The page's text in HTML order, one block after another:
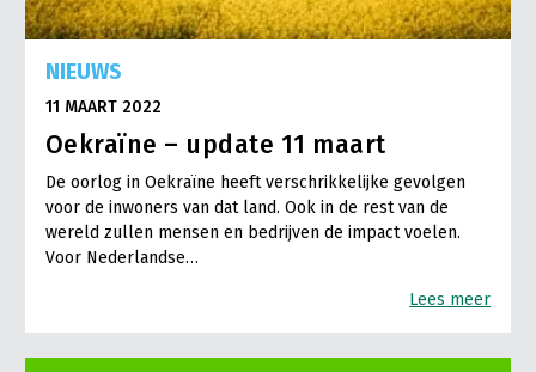
NIEUWS
11 MAART 2022
Oekraïne – update 11 maart
De oorlog in Oekraïne heeft verschrikkelijke gevolgen
voor de inwoners van dat land. Ook in de rest van de
wereld zullen mensen en bedrijven de impact voelen.
Voor Nederlandse…
Lees meer